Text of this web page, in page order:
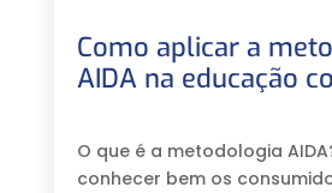
Como aplicar a
AIDA na educação
O que é a metodologia
conhecer bem os